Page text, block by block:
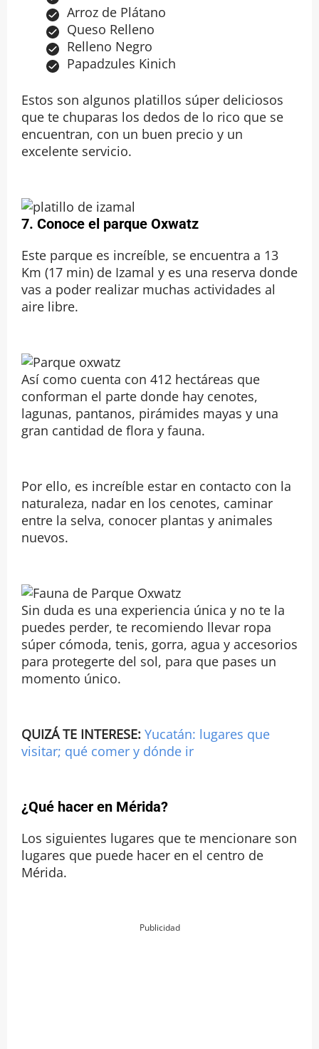
Arroz de Plátano
Queso Relleno
Relleno Negro
Papadzules Kinich
Estos son algunos platillos súper deliciosos
que te chuparas los dedos de lo rico que se
encuentran, con un buen precio y un
excelente servicio.
7. Conoce el parque Oxwatz
Este parque es increíble, se encuentra a 13
Km (17 min) de Izamal y es una reserva donde
vas a poder realizar muchas actividades al
aire libre.
Así como cuenta con 412 hectáreas que
conforman el parte donde hay cenotes,
lagunas, pantanos, pirámides mayas y una
gran cantidad de flora y fauna.
Por ello, es increíble estar en contacto con la
naturaleza, nadar en los cenotes, caminar
entre la selva, conocer plantas y animales
nuevos.
Sin duda es una experiencia única y no te la
puedes perder, te recomiendo llevar ropa
súper cómoda, tenis, gorra, agua y accesorios
para protegerte del sol, para que pases un
momento único.
QUIZÁ TE INTERESE: Yucatán: lugares que
visitar; qué comer y dónde ir
¿Qué hacer en Mérida?
Los siguientes lugares que te mencionare son
lugares que puede hacer en el centro de
Mérida.
Publicidad